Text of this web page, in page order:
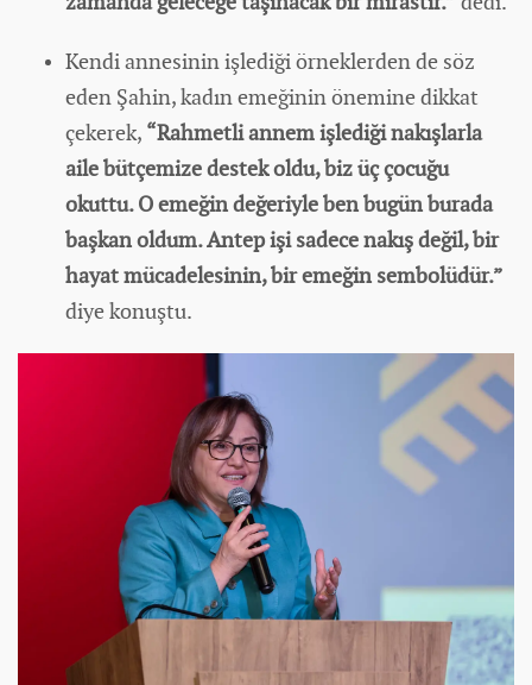
Kendi annesinin işlediği örneklerden de söz
eden Şahin, kadın emeğinin önemine dikkat
çekerek, “Rahmetli annem işlediği nakışlarla
aile bütçemize destek oldu, biz üç çocuğu
okuttu. O emeğin değeriyle ben bugün burada
başkan oldum. Antep işi sadece nakış değil, bir
hayat mücadelesinin, bir emeğin sembolüdür.”
diye konuştu.